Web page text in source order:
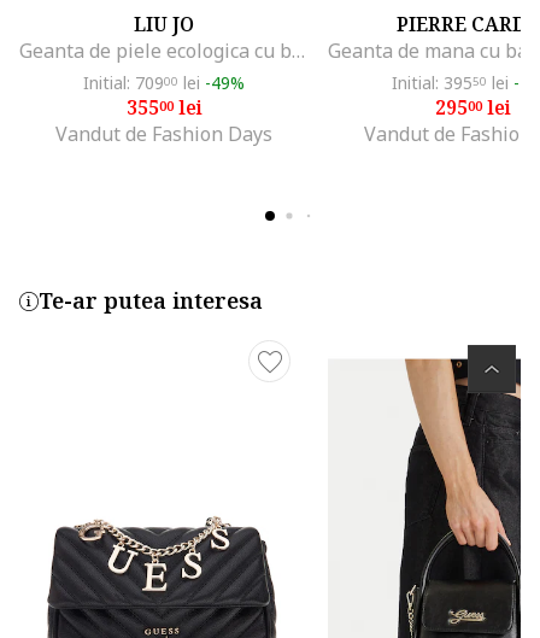
LIU JO
Geanta de piele ecologica cu bareta suplimentara, Caramel
Initial: 70900 lei -49%
35500lei
Vandut de Fashion Days
PIERRE
Initial: 39550 lei -
29500lei
Vandut de Fashion
Te-ar putea interesa